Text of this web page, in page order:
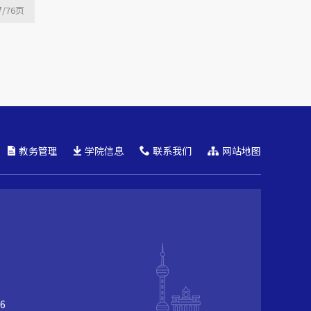
/76页
教务管理 学院信息 联系我们 网站地图